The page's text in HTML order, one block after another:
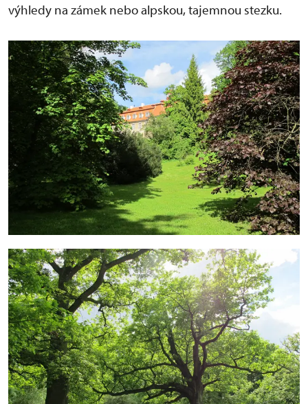
výhledy na zámek nebo alpskou, tajemnou stezku.